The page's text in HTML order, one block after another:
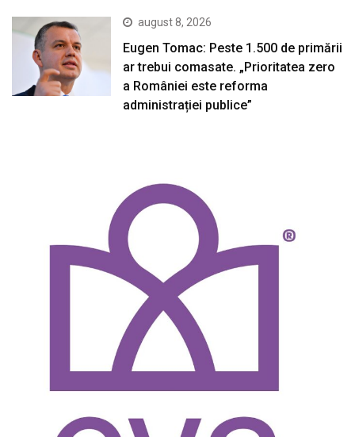
august 8, 2026
Eugen Tomac: Peste 1.500 de primării
ar trebui comasate. „Prioritatea zero
a României este reforma
administrației publice”